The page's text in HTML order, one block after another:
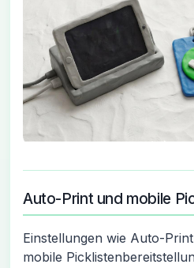
Auto-Print und mobile
Einstellungen wie Auto-
mobile